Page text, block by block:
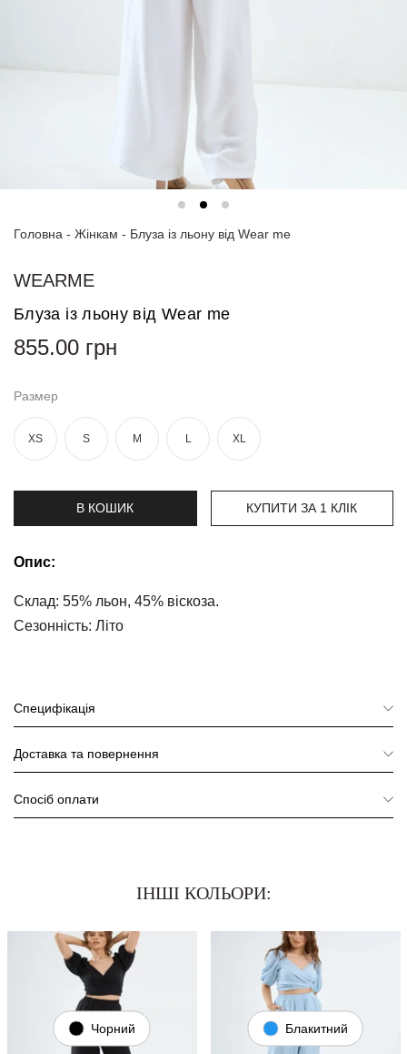
сорочки
Сукні
Піджаки
та
Футболки
та поло
Джинси
та
брюки
Жіночі
сумки
Шорти
Головна - Жінкам - Блуза із льону від Wear me
WEARME
Блуза із льону від Wear me
855.00 грн
Размер
XS S M L XL
В КОШИК КУПИТИ ЗА 1 КЛIК
Опис:
Склад: 55% льон, 45% віскоза.
Сезонність: Літо
Специфікація
Доставка та повернення
Спосіб оплати
ІНШІ КОЛЬОРИ:
Чорний Блакитний